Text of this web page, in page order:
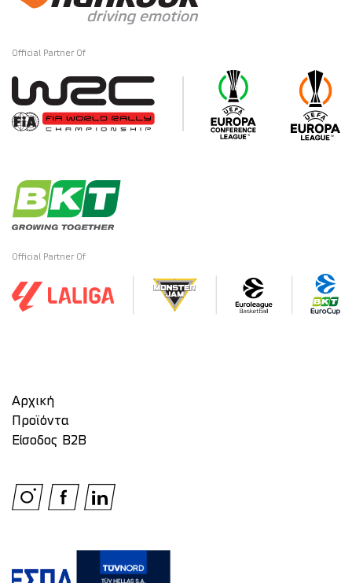
Official Partner Of
Official Partner Of
Αρχική
Προϊόντα
Είσοδος Β2Β